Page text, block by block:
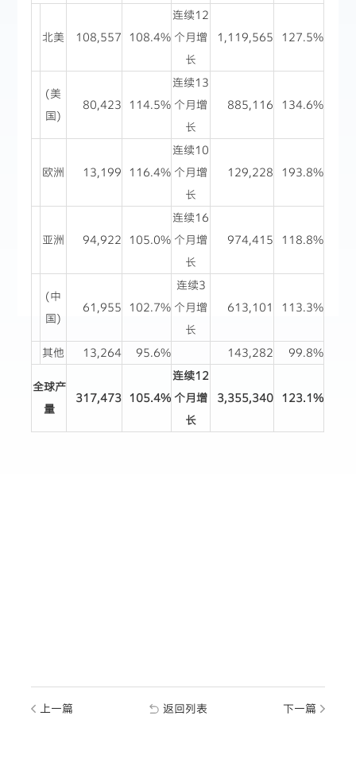
北美 108,557 108.4%
连续12
个月增
长
1,119,565 127.5%
(美
国)
80,423 114.5%
连续13
个月增
长
885,116 134.6%
欧洲 13,199 116.4%
连续10
个月增
长
129,228 193.8%
亚洲 94,922 105.0%
连续16
个月增
长
974,415 118.8%
(中
国)
61,955 102.7%
连续3
个月增
长
613,101 113.3%
其他 13,264 95.6% 143,282 99.8%
全球产
量
317,473 105.4%
连续12
个月增
长
3,355,340 123.1%
上一篇 返回列表 下一篇